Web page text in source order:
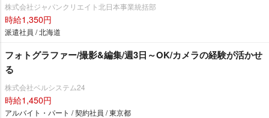
株式会社ジャパンクリエイト北日本事業統括部
時給1,350円
派遣社員 / 北海道
フォトグラファー/撮影&編集/週3日～OK/カメラの経験が活かせ
る
株式会社ベルシステム24
時給1,450円
アルバイト・パート / 契約社員 / 東京都